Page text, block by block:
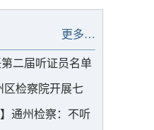
更多…
二届听证员名单
检察院开展七
通州检察：不听